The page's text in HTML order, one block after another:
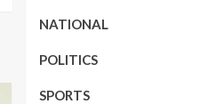
NATIONAL
POLITICS
SPORTS